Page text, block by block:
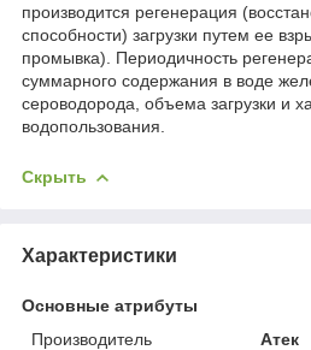
производится регенерация
способности) загрузки путем ее
промывка). Периодичность
суммарного содержания в воде
сероводорода, объема загрузки и
водопользования.
Скрыть
Характеристики
Основные атрибуты
Производитель
Атек